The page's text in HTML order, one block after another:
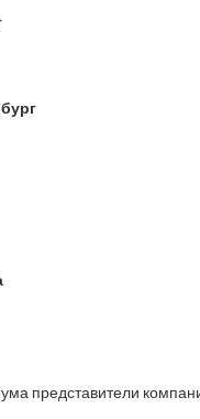
представители